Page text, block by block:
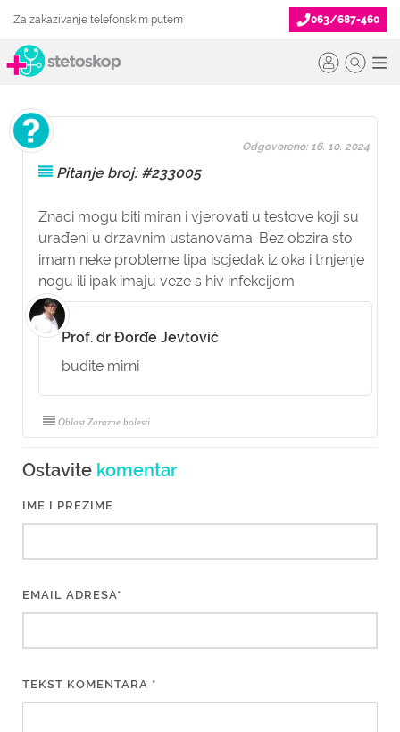
Za zakazivanje telefonskim putem 063/687-460
Pitanje broj: #233005
Znaci mogu biti miran i vjerovati u testove koji su
urađeni u drzavnim ustanovama. Bez obzira sto
imam neke probleme tipa iscjedak iz oka i trnjenje
nogu ili ipak imaju veze s hiv infekcijom
Odgovoreno: 16. 10. 2024.
Prof. dr Đorđe Jevtović
budite mirni
Oblast Zarazne bolesti
Ostavite komentar
IME I PREZIME
EMAIL ADRESA*
TEKST KOMENTARA *